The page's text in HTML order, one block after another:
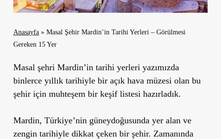
Anasayfa» Masal Şehir Mardin’in Tarihi Yerleri – Görülmesi
Gereken 15 Yer
Masal şehri Mardin’in tarihi yerleri yazımızda
binlerce yıllık tarihiyle bir açık hava müzesi olan bu
şehir için muhteşem bir keşif listesi hazırladık.
Mardin, Türkiye’nin güneydoğusunda yer alan ve
zengin tarihiyle dikkat çeken bir şehir. Zamanında